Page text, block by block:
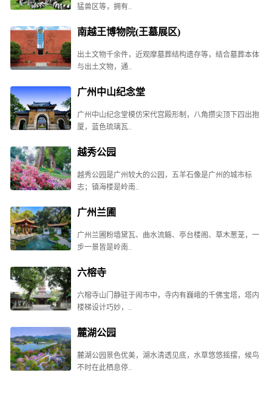
猛兽区等，拥有..
南越王博物院(王墓展区)
出土文物千余件，近观摩墓葬结构遗存等，结合墓葬本体
与出土文物，通..
广州中山纪念堂
广州中山纪念堂模仿宋代宫殿形制，八角攒尖顶下四出抱
厦，蓝色琉璃瓦..
越秀公园
越秀公园是广州较大的公园，五羊石像是广州的城市标
志；镇海楼是岭南..
广州兰圃
广州兰圃粉墙黛瓦、曲水流觞、亭台楼阁、草木葱茏，一
步一景皆是岭南..
六榕寺
六榕寺山门静驻于闹市中，寺内有巍峨的千佛宝塔，塔内
楼梯设计巧妙，..
麓湖公园
麓湖公园景色优美，湖水清透见底，水草悠悠摇摆，候鸟
不时在此栖息停..